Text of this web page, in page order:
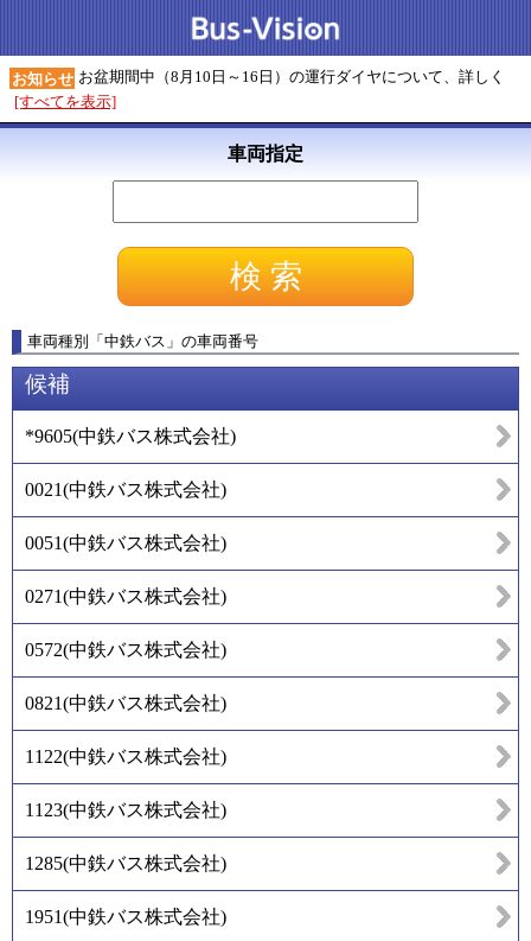
お知らせ お盆期間中（8月10日～16日）の運行ダイヤについて、詳しく
[すべてを表示]
車両指定
車両種別 「中鉄バス 」 の車両番号
候補
*9605(中鉄バス株式会社)
0021(中鉄バス株式会社)
0051(中鉄バス株式会社)
0271(中鉄バス株式会社)
0572(中鉄バス株式会社)
0821(中鉄バス株式会社)
1122(中鉄バス株式会社)
1123(中鉄バス株式会社)
1285(中鉄バス株式会社)
1951(中鉄バス株式会社)